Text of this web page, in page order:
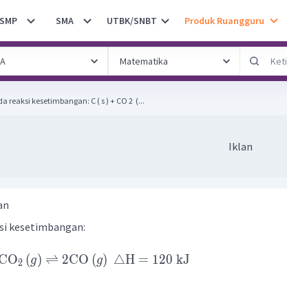
SMP SMA UTBK/SNBT Produk Ruangguru
Pada reaksi kesetimbangan: C ( s ) + CO 2 ​ (...
Iklan
kesetimbangan:
2 (g) ⇌ 2CO (g) △H = 120 kJ